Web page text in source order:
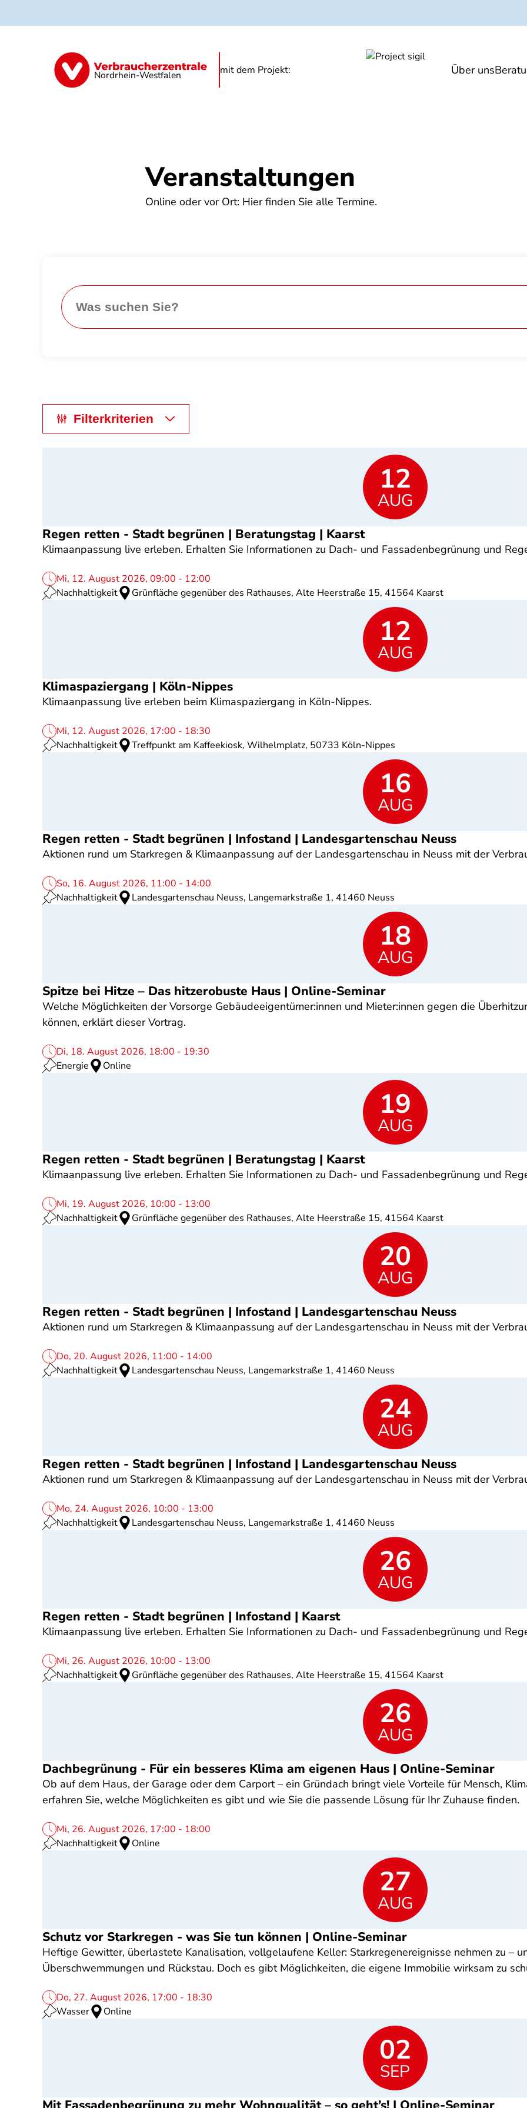
Nordrhein-Westfalen mit dem Projekt: Über uns
Begrünung Regenwasser Starkregen
Veranstaltungen
Online oder vor Ort: Hier finden Sie alle Termine.
Filterkriterien
12
AUG
Regen retten - Stadt begrünen | Beratungstag | Kaarst
Klimaanpassung live erleben. Erhalten Sie Informationen zu Dach- und Fassadenbegrünung und
Mi, 12. August 2026, 09:00 - 12:00
Nachhaltigkeit
Grünfläche gegenüber des Rathauses, Alte Heerstraße 15, 41564 Kaarst
12
AUG
Klimaspaziergang | Köln-Nippes
Klimaanpassung live erleben beim Klimaspaziergang in Köln-Nippes.
Mi, 12. August 2026, 17:00 - 18:30
Nachhaltigkeit
Treffpunkt am Kaffeekiosk, Wilhelmplatz, 50733 Köln-Nippes
16
AUG
Regen retten - Stadt begrünen | Infostand | Landesgartenschau Neuss
Aktionen rund um Starkregen & Klimaanpassung auf der Landesgartenschau in Neuss mit der
So, 16. August 2026, 11:00 - 14:00
Nachhaltigkeit
Landesgartenschau Neuss, Langemarkstraße 1, 41460 Neuss
18
AUG
Spitze bei Hitze – Das hitzerobuste Haus | Online-Seminar
Welche Möglichkeiten der Vorsorge Gebäudeeigentümer:innen und Mieter:innen gegen die
können, erklärt dieser Vortrag.
Di, 18. August 2026, 18:00 - 19:30
Energie
Online
19
AUG
Regen retten - Stadt begrünen | Beratungstag | Kaarst
Klimaanpassung live erleben. Erhalten Sie Informationen zu Dach- und Fassadenbegrünung und
Mi, 19. August 2026, 10:00 - 13:00
Nachhaltigkeit
Grünfläche gegenüber des Rathauses, Alte Heerstraße 15, 41564 Kaarst
20
AUG
Regen retten - Stadt begrünen | Infostand | Landesgartenschau Neuss
Aktionen rund um Starkregen & Klimaanpassung auf der Landesgartenschau in Neuss mit der
Do, 20. August 2026, 11:00 - 14:00
Nachhaltigkeit
Landesgartenschau Neuss, Langemarkstraße 1, 41460 Neuss
24
AUG
Regen retten - Stadt begrünen | Infostand | Landesgartenschau Neuss
Aktionen rund um Starkregen & Klimaanpassung auf der Landesgartenschau in Neuss mit der
Mo, 24. August 2026, 10:00 - 13:00
Nachhaltigkeit
Landesgartenschau Neuss, Langemarkstraße 1, 41460 Neuss
26
AUG
Regen retten - Stadt begrünen | Infostand | Kaarst
Klimaanpassung live erleben. Erhalten Sie Informationen zu Dach- und Fassadenbegrünung und
Mi, 26. August 2026, 10:00 - 13:00
Nachhaltigkeit
Grünfläche gegenüber des Rathauses, Alte Heerstraße 15, 41564 Kaarst
26
AUG
Dachbegrünung - Für ein besseres Klima am eigenen Haus | Online-Seminar
Ob auf dem Haus, der Garage oder dem Carport – ein Gründach bringt viele Vorteile für Mensch,
erfahren Sie, welche Möglichkeiten es gibt und wie Sie die passende Lösung für Ihr Zuhause finden.
Mi, 26. August 2026, 17:00 - 18:00
Nachhaltigkeit
Online
27
AUG
Schutz vor Starkregen - was Sie tun können | Online-Seminar
Heftige Gewitter, überlastete Kanalisation, vollgelaufene Keller: Starkregenereignisse nehmen zu –
Überschwemmungen und Rückstau. Doch es gibt Möglichkeiten, die eigene Immobilie wirksam zu
Do, 27. August 2026, 17:00 - 18:30
Wasser
Online
02
SEP